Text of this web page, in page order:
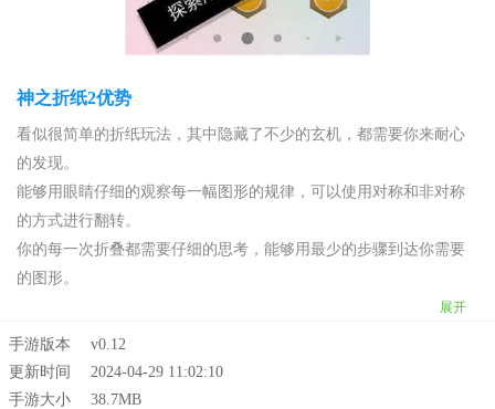
神之折纸2优势
看似很简单的折纸玩法，其中隐藏了不少的玄机，都需要你来耐心
的发现。
能够用眼睛仔细的观察每一幅图形的规律，可以使用对称和非对称
的方式进行翻转。
你的每一次折叠都需要仔细的思考，能够用最少的步骤到达你需要
的图形。
展开
手游版本
v0.12
更新时间
2024-04-29 11:02:10
手游大小
38.7MB